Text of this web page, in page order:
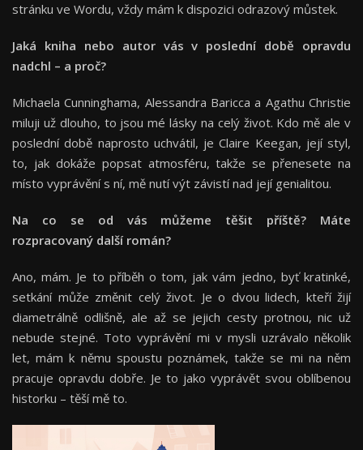
stránku ve Wordu, vždy mám k dispozici odrazový můstek.
Jaká kniha nebo autor vás v poslední době opravdu
nadchl – a proč?
Michaela Cunninghama, Alessandra Baricca a Agathu Christie
miluji už dlouho, to jsou mé lásky na celý život. Kdo mě ale v
poslední době naprosto uchvátil, je Claire Keegan, její styl,
to, jak dokáže popsat atmosféru, takže se přenesete na
místo vyprávění s ní, mě nutí výt závistí nad její genialitou.
Na co se od vás můžeme těšit příště? Máte
rozpracovaný další román?
Ano, mám. Je to příběh o tom, jak vám jedno, byť kratinké,
setkání může změnit celý život. Je o dvou lidech, kteří žijí
diametrálně odlišně, ale až se jejich cesty protnou, nic už
nebude stejné. Toto vyprávění mi v mysli uzrávalo několik
let, mám k němu spoustu poznámek, takže se mi na něm
pracuje opravdu dobře. Je to jako vyprávět svou oblíbenou
historku – těší mě to.